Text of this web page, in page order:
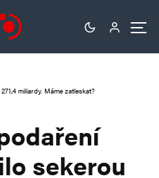
miliardy. Máme zatleskat?
sekerou